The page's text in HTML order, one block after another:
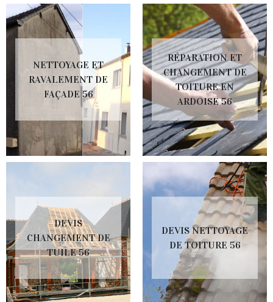
NETTOYAGE ET
RAVALEMENT DE
FAÇADE 56
RÉPARATION ET
CHANGEMENT DE
TOITURE EN
ARDOISE 56
DEVIS
CHANGEMENT DE
TUILE 56
DEVIS NETTOYAGE
DE TOITURE 56